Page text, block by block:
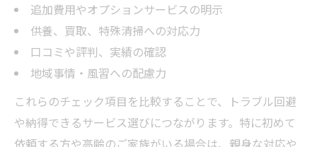
追加費用やオプションサービスの明示
供養、買取、特殊清掃への対応力
口コミや評判、実績の確認
地域事情・風習への配慮力
これらのチェック項目を比較することで、トラブル回避
や納得できるサービス選びにつながります。特に初めて
依頼する方や高齢のご家族がいる場合は、親身な対応や